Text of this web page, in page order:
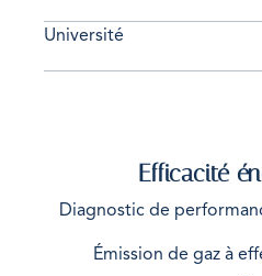
Université
Efficacité
Diagnostic de
Émission de gaz à